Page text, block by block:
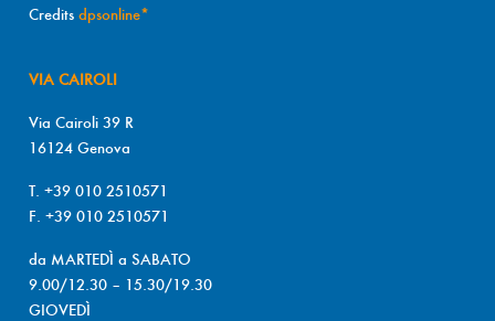
Credits dpsonline*
VIA CAIROLI
Via Cairoli 39 R
16124 Genova
T. +39 010 2510571
F. +39 010 2510571
da MARTEDÌ a SABATO
9.00/12.30 – 15.30/19.30
GIOVEDÌ